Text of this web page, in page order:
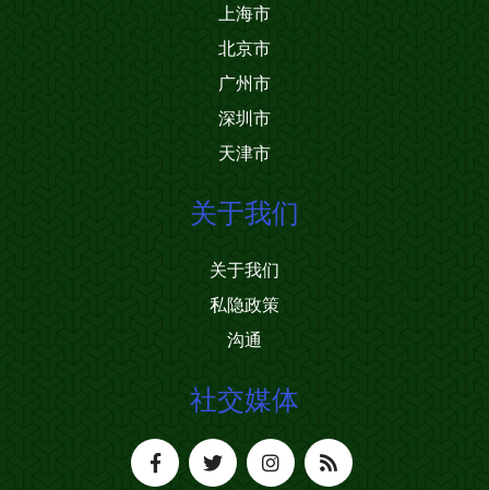
上海市
北京市
广州市
深圳市
天津市
关于我们
关于我们
私隐政策
沟通
社交媒体